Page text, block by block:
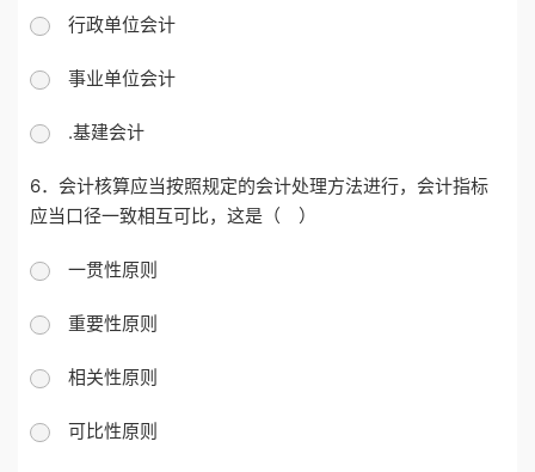
行政单位会计
事业单位会计
.基建会计
6．会计核算应当按照规定的会计处理方法进行，会计指标
应当口径一致相互可比，这是（ ）
一贯性原则
重要性原则
相关性原则
可比性原则